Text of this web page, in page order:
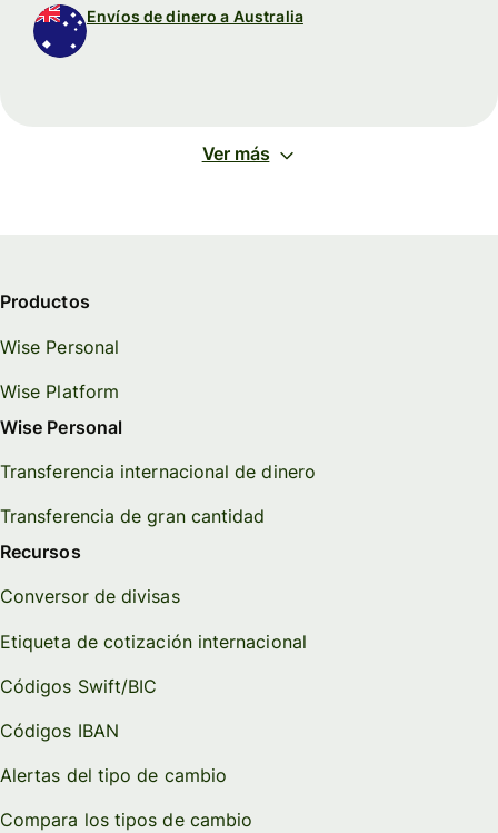
Envíos de dinero a Australia
Ver más
Productos
Wise Personal
Wise Platform
Wise Personal
Transferencia internacional de dinero
Transferencia de gran cantidad
Recursos
Conversor de divisas
Etiqueta de cotización internacional
Códigos Swift/BIC
Códigos IBAN
Alertas del tipo de cambio
Compara los tipos de cambio